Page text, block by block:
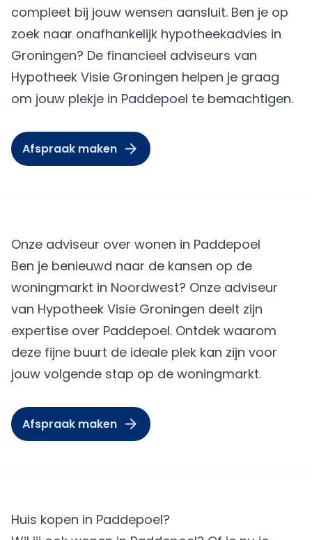
compleet bij jouw wensen aansluit. Ben je op
zoek naar onafhankelijk hypotheekadvies in
Groningen? De financieel adviseurs van
Hypotheek Visie Groningen helpen je graag
om jouw plekje in Paddepoel te bemachtigen.
Afspraak maken
Onze adviseur over wonen in Paddepoel
Ben je benieuwd naar de kansen op de
woningmarkt in Noordwest? Onze adviseur
van Hypotheek Visie Groningen deelt zijn
expertise over Paddepoel. Ontdek waarom
deze fijne buurt de ideale plek kan zijn voor
jouw volgende stap op de woningmarkt.
Afspraak maken
Huis kopen in Paddepoel?